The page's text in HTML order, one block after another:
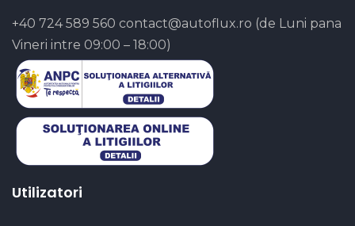
+40 724 589 560 contact@autoflux.ro (de Luni pana
Vineri intre 09:00 – 18:00)
Utilizatori